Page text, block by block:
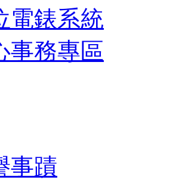
電錶系統
事務專區
事蹟